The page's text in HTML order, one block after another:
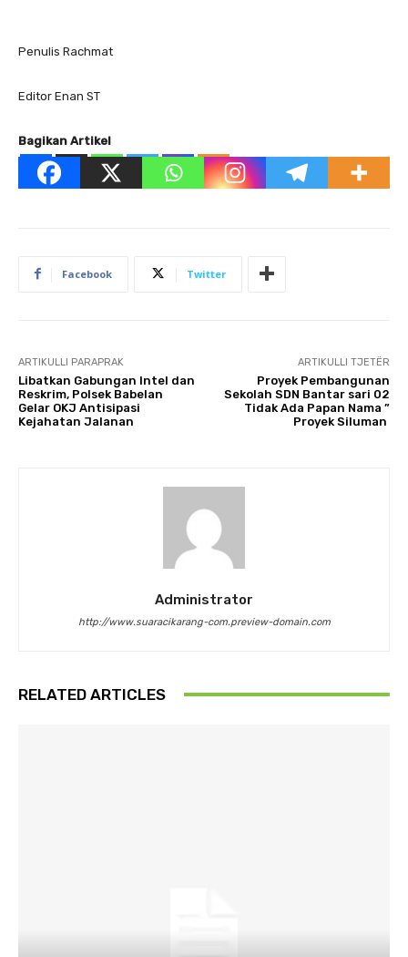
Penulis Rachmat
Editor Enan ST
Bagikan Artikel
Facebook Twitter
ARTIKULLI PARAPRAK
Libatkan Gabungan Intel dan
Reskrim, Polsek Babelan
Gelar OKJ Antisipasi
Kejahatan Jalanan
ARTIKULLI TJETËR
Proyek Pembangunan
Sekolah SDN Bantar sari 02
Tidak Ada Papan Nama ”
Proyek Siluman
Administrator
http://www.suaracikarang-com.preview-domain.com
RELATED ARTICLES